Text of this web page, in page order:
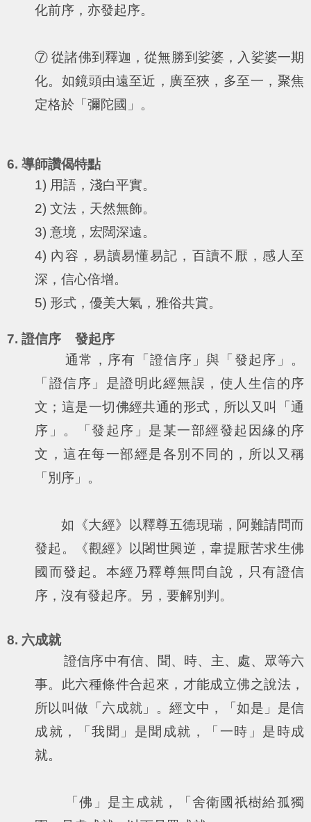
化前序，亦發起序。
⑦ 從諸佛到釋迦，從無勝到娑婆，入娑婆一期
化。如鏡頭由遠至近，廣至狹，多至一，聚焦
定格於「彌陀國」。
6. 導師讚偈特點
1) 用語，淺白平實。
2) 文法，天然無飾。
3) 意境，宏闊深遠。
4) 內容，易讀易懂易記，百讀不厭，感人至
深，信心倍增。
5) 形式，優美大氣，雅俗共賞。
7. 證信序 發起序
通常，序有「證信序」與「發起序」。
「證信序」是證明此經無誤，使人生信的序
文；這是一切佛經共通的形式，所以又叫「通
序」。「發起序」是某一部經發起因緣的序
文，這在每一部經是各別不同的，所以又稱
「別序」。
如《大經》以釋尊五德現瑞，阿難請問而
發起。《觀經》以闍世興逆，韋提厭苦求生佛
國而發起。本經乃釋尊無問自說，只有證信
序，沒有發起序。另，要解別判。
8. 六成就
證信序中有信、聞、時、主、處、眾等六
事。此六種條件合起來，才能成立佛之說法，
所以叫做「六成就」。經文中，「如是」是信
成就，「我聞」是聞成就，「一時」是時成
就。
「佛」是主成就，「舍衛國祇樹給孤獨